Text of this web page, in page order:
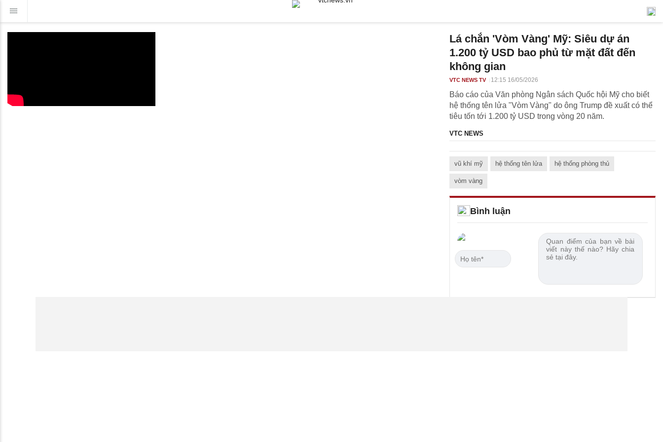
Lá chắn 'Vòm Vàng' Mỹ: Siêu dự án
1.200 tỷ USD bao phủ từ mặt đất đến
không gian
VTC NEWS TV 12:15 16/05/2026
Báo cáo của Văn phòng Ngân sách Quốc hội Mỹ cho biết
hệ thống tên lửa "Vòm Vàng" do ông Trump đề xuất có thể
tiêu tốn tới 1.200 tỷ USD trong vòng 20 năm.
VTC NEWS
vũ khí mỹ hệ thống tên lửa hệ thống phòng thủ
vòm vàng
Bình luận